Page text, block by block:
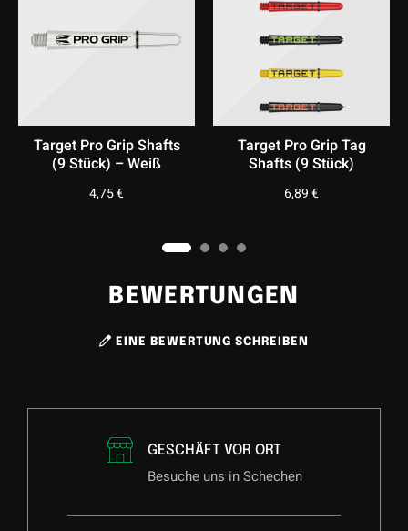
Target Pro Grip Tag
Shafts (9 Stück)
6,89€
Target Pro Grip Shafts
(9 Stück) – Transparent
4,75€
BEWERTUNGEN
EINE BEWERTUNG SCHREIBEN
GESCHÄFT VOR ORT
Besuche uns in Schechen